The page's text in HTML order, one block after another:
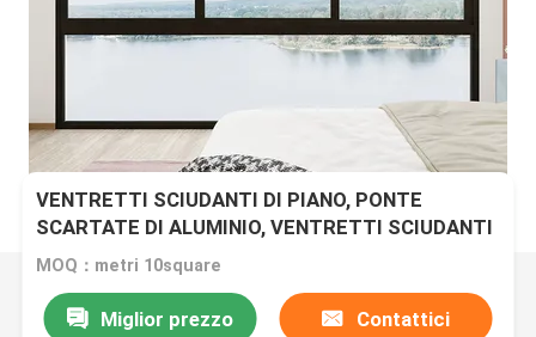
VENTRETTI SCIUDANTI DI PIANO, PONTE
SCARTATE DI ALUMINIO, VENTRETTI SCIUDANTI
DI LUCRO BLUE
MOQ：metri 10square
Miglior prezzo Contattici